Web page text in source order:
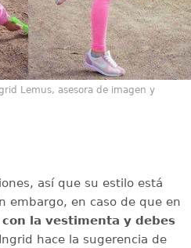
Lemus, asesora de imagen y
así que su estilo está
embargo, en caso de que en
la vestimenta y debes
hace la sugerencia de